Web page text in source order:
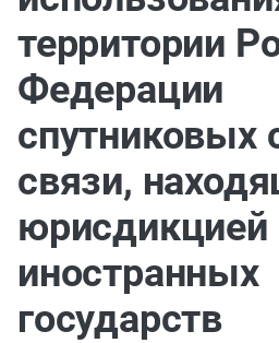
территории
Федерации
спутниковых
связи,
юрисдикцией
иностранных
государств